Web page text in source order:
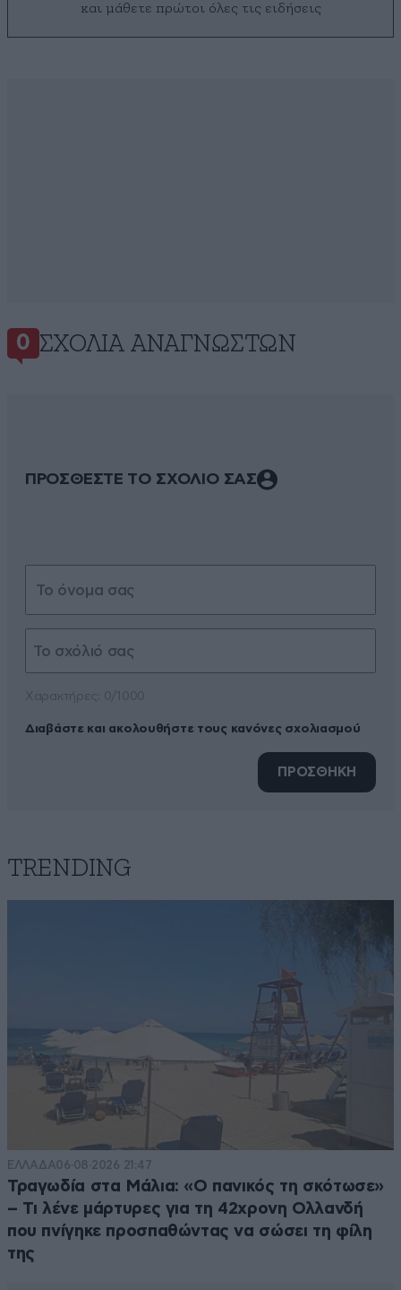
και μάθετε πρώτοι όλες τις ειδήσεις
0 ΣΧΌΛΙΑ ΑΝΑΓΝΩΣΤΏΝ
ΠΡΟΣΘΕΣΤΕ ΤΟ ΣΧΟΛΙΟ ΣΑΣ
Διαβάστε και ακολουθήστε τους κανόνες σχολιασμού
ΠΡΟΣΘΗΚΗ
TRENDING
ΕΛΛΑΔΑ06·08·2026 21:47
Τραγωδία στα Μάλια: «Ο πανικός τη σκότωσε»
– Τι λένε μάρτυρες για τη 42χρονη Ολλανδή
που πνίγηκε προσπαθώντας να σώσει τη φίλη
της